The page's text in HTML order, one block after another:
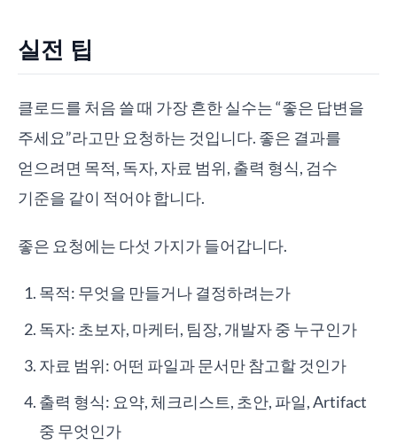
실전 팁
클로드를 처음 쓸 때 가장 흔한 실수는 “좋은 답변을
주세요”라고만 요청하는 것입니다. 좋은 결과를
얻으려면 목적, 독자, 자료 범위, 출력 형식, 검수
기준을 같이 적어야 합니다.
좋은 요청에는 다섯 가지가 들어갑니다.
목적: 무엇을 만들거나 결정하려는가
독자: 초보자, 마케터, 팀장, 개발자 중 누구인가
자료 범위: 어떤 파일과 문서만 참고할 것인가
출력 형식: 요약, 체크리스트, 초안, 파일, Artifact
중 무엇인가